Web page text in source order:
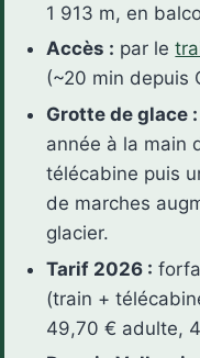
1 913 m, en
Accès : par le
(~20 min depuis
Grotte de glace :
année à la main
télécabine puis
de marches
glacier.
Tarif 2026 :
(train +
49,70 € adulte,